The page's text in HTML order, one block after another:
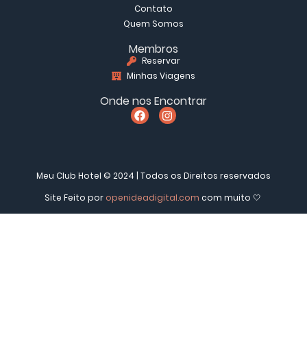
Contato
Quem Somos
Membros
Reservar
Minhas Viagens
Onde nos Encontrar
Meu Club Hotel © 2024 | Todos os Direitos reservados
Site Feito por openideadigital.com com muito 🤍